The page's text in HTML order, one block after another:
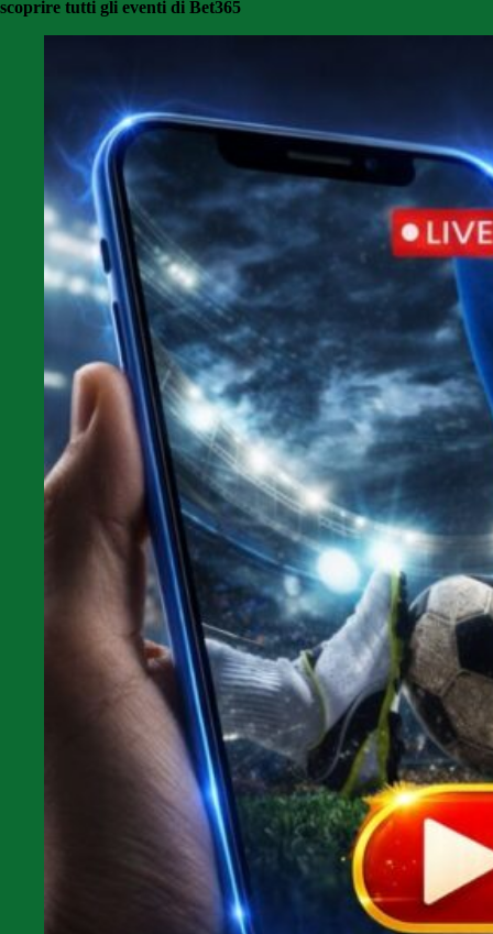
scoprire tutti gli eventi di Bet365